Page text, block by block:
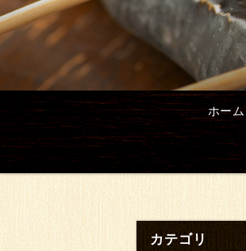
ホーム
カテゴリ